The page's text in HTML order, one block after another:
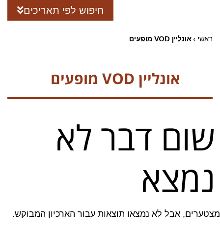
חיפוש לפי תאריכים
ראשי ›אונליין VOD מופעים
אונליין VOD מופעים
שום דבר לא
נמצא
מצטערים, אבל לא נמצאו תוצאות עבור הארכיון המבוקש.